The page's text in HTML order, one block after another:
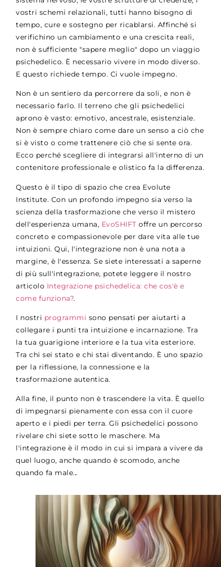
vostri schemi relazionali, tutti hanno bisogno di
tempo, cure e sostegno per ricablarsi. Affinché si
verifichino un cambiamento e una crescita reali,
non è sufficiente "sapere meglio" dopo un viaggio
psichedelico. È necessario vivere in modo diverso.
E questo richiede tempo. Ci vuole impegno.
Non è un sentiero da percorrere da soli, e non è
necessario farlo. Il terreno che gli psichedelici
aprono è vasto: emotivo, ancestrale, esistenziale.
Non è sempre chiaro come dare un senso a ciò che
si è visto o come trattenere ciò che si sente ora.
Ecco perché scegliere di integrarsi all'interno di un
contenitore professionale e olistico fa la differenza.
Questo è il tipo di spazio che crea Evolute
Institute. Con un profondo impegno sia verso la
scienza della trasformazione che verso il mistero
dell'esperienza umana, EvoSHIFT offre un percorso
concreto e compassionevole per dare vita alle tue
intuizioni. Qui, l'integrazione non è una nota a
margine, è l'essenza.Se siete interessati a saperne
di più sull'integrazione, potete leggere il nostro
articolo Integrazione psichedelica: che cos'è e
come funziona?.
I nostri programmi sono pensati per aiutarti a
collegare i punti tra intuizione e incarnazione. Tra
la tua guarigione interiore e la tua vita esteriore.
Tra chi sei stato e chi stai diventando. È uno spazio
per la riflessione, la connessione e la
trasformazione autentica.
Alla fine, il punto non è trascendere la vita. È quello
di impegnarsi pienamente con essa con il cuore
aperto e i piedi per terra. Gli psichedelici possono
rivelare chi siete sotto le maschere. Ma
l'integrazione è il modo in cui si impara a vivere da
quel luogo, anche quando è scomodo, anche
quando fa male..